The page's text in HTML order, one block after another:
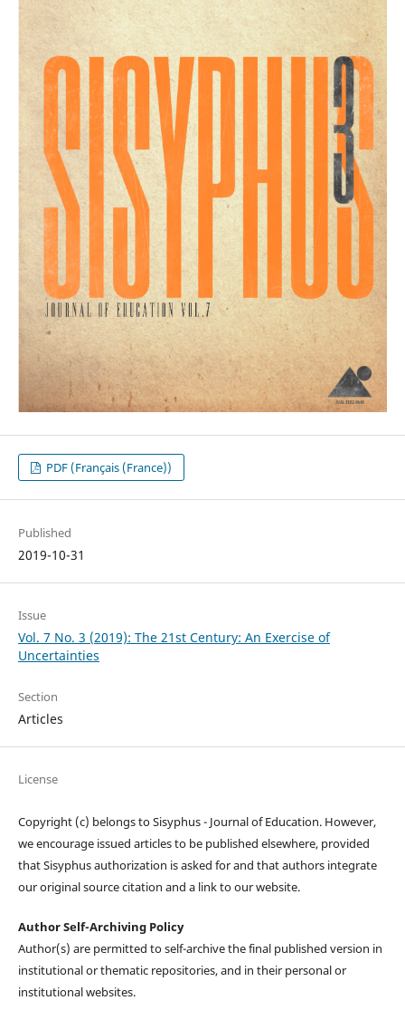
PDF (Français (France))
Published
2019-10-31
Issue
Vol. 7 No. 3 (2019): The 21st Century: An Exercise of
Uncertainties
Section
Articles
License
Copyright (c) belongs to Sisyphus - Journal of Education. However,
we encourage issued articles to be published elsewhere, provided
that Sisyphus authorization is asked for and that authors integrate
our original source citation and a link to our website.
Author Self-Archiving Policy
Author(s) are permitted to self-archive the final published version in
institutional or thematic repositories, and in their personal or
institutional websites.